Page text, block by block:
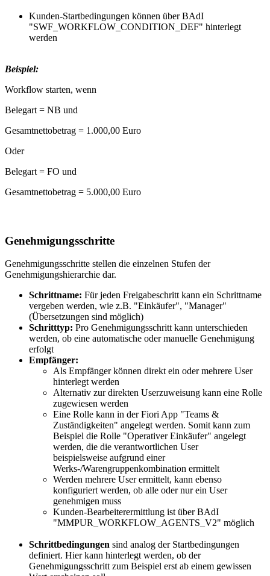
Kunden-Startbedingungen können über BAdI
"SWF_WORKFLOW_CONDITION_DEF" hinterlegt
werden
Beispiel:
Workflow starten, wenn
Belegart = NB und
Gesamtnettobetrag = 1.000,00 Euro
Oder
Belegart = FO und
Gesamtnettobetrag = 5.000,00 Euro
Genehmigungsschritte
Genehmigungsschritte stellen die einzelnen Stufen der
Genehmigungshierarchie dar.
Schrittname: Für jeden Freigabeschritt kann ein Schrittname
vergeben werden, wie z.B. "Einkäufer", "Manager"
(Übersetzungen sind möglich)
Schritttyp: Pro Genehmigungsschritt kann unterschieden
werden, ob eine automatische oder manuelle Genehmigung
erfolgt
Empfänger:
Als Empfänger können direkt ein oder mehrere User
hinterlegt werden
Alternativ zur direkten Userzuweisung kann eine Rolle
zugewiesen werden
Eine Rolle kann in der Fiori App "Teams &
Zuständigkeiten" angelegt werden. Somit kann zum
Beispiel die Rolle "Operativer Einkäufer" angelegt
werden, die die verantwortlichen User
beispielsweise aufgrund einer
Werks-/Warengruppenkombination ermittelt
Werden mehrere User ermittelt, kann ebenso
konfiguriert werden, ob alle oder nur ein User
genehmigen muss
Kunden-Bearbeiterermittlung ist über BAdI
"MMPUR_WORKFLOW_AGENTS_V2" möglich
Schrittbedingungen sind analog der Startbedingungen
definiert. Hier kann hinterlegt werden, ob der
Genehmigungsschritt zum Beispiel erst ab einem gewissen